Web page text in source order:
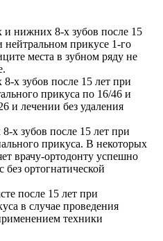
и нижних 8-х зубов после 15
нейтральном прикусе 1-го
места в зубном ряду не
8-х зубов после 15 лет при
прикуса по 16/46 и
и лечении без удаления
х зубов после 15 лет при
прикуса. В некоторых
врачу-ортодонту успешно
ортогнатической
после 15 лет при
в случае проведения
техники